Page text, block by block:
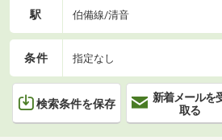
駅 伯備線/清音
条件 指定なし
検索条件を保存
新着メールを
取る